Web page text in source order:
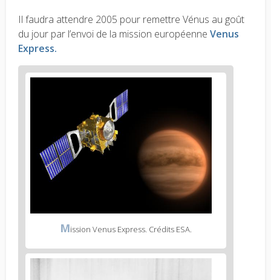
Il faudra attendre 2005 pour remettre Vénus au goût
du jour par l’envoi de la mission européenne Venus
Express.
Mission Venus Express. Crédits ESA.